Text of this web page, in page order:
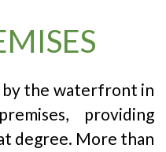
by the waterfront in
providing
degree. More than